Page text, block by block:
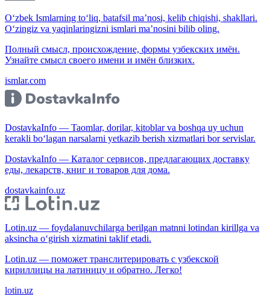
O‘zbek Ismlarning to‘liq, batafsil ma’nosi, kelib chiqishi, shakllari.
O‘zingiz va yaqinlaringizni ismlari ma’nosini bilib oling.
Полный смысл, происхождение, формы узбекских имён.
Узнайте смысл своего имени и имён близких.
ismlar.com
DostavkaInfo — Taomlar, dorilar, kitoblar va boshqa uy uchun
kerakli bo‘lagan narsalarni yetkazib berish xizmatlari bor servislar.
DostavkaInfo — Каталог сервисов, предлагающих доставку
еды, лекарств, книг и товаров для дома.
dostavkainfo.uz
Lotin.uz — foydalanuvchilarga berilgan matnni lotindan kirillga va
aksincha o‘girish xizmatini taklif etadi.
Lotin.uz — поможет транслитерировать с узбекской
кириллицы на латиницу и обратно. Легко!
lotin.uz